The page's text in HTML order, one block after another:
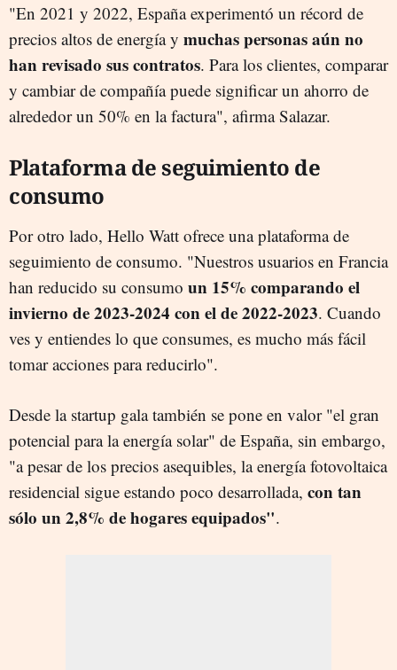
"En 2021 y 2022, España experimentó un récord de
precios altos de energía y muchas personas aún no
han revisado sus contratos. Para los clientes, comparar
y cambiar de compañía puede significar un ahorro de
alrededor un 50% en la factura", afirma Salazar.
Plataforma de seguimiento de
consumo
Por otro lado, Hello Watt ofrece una plataforma de
seguimiento de consumo. "Nuestros usuarios en Francia
han reducido su consumo un 15% comparando el
invierno de 2023-2024 con el de 2022-2023. Cuando
ves y entiendes lo que consumes, es mucho más fácil
tomar acciones para reducirlo".
Desde la startup gala también se pone en valor "el gran
potencial para la energía solar" de España, sin embargo,
"a pesar de los precios asequibles, la energía fotovoltaica
residencial sigue estando poco desarrollada, con tan
sólo un 2,8% de hogares equipados".